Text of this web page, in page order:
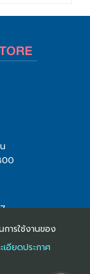
ารใช้งานของ
เอียดประกาศ